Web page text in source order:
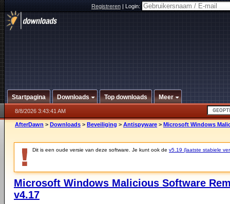
Registreren|Login:
Startpagina Downloads Top downloads Meer
8/8/2026 3:43:41 AM
AfterDawn > Downloads > Beveiliging > Antispyware > Microsoft Windows
Dit is een oude versie van deze software. Je kunt ook de v5.19 (laatste stabiele
Microsoft Windows Malicious Software
v4.17